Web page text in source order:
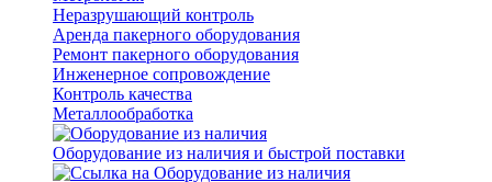
Неразрушающий контроль
Аренда пакерного оборудования
Ремонт пакерного оборудования
Инженерное сопровождение
Контроль качества
Металлообработка
Оборудование из наличия и быстрой поставки